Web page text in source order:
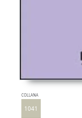
COLLANA
1041